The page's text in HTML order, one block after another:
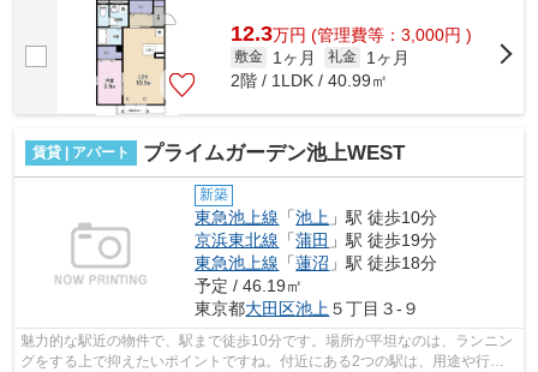
通勤も少し楽にできます。2駅利用可能...
12.3万円 (管理費等：3,000円 )
敷金 1ヶ月 礼金
1ヶ月
2階 / 1LDK / 40.99㎡
賃貸 | アパート プライムガーデン池上WEST
新築
東急池上線 「池上 」駅 徒歩10分
京浜東北線 「蒲田 」駅 徒歩19分
東急池上線 「蓮沼 」駅 徒歩18分
予定 / 46.19㎡
東京都大田区池上 ５丁目３-９
魅力的な駅近の物件で、駅まで徒歩10分です。場所が平坦なのは、ランニン
グをする上で抑えたいポイントですね。付近にある2つの駅は、用途や行き